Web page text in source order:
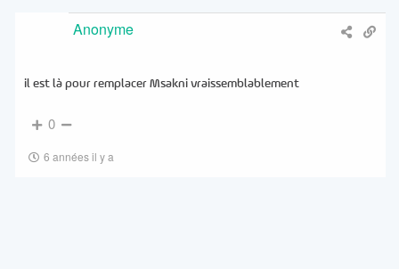
Anonyme
il est là pour remplacer Msakni vraissemblablement
0
6 années il y a